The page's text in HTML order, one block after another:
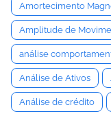
Amortecimento
Amplitude de
análise
Análise de Ativos
Análise de crédito